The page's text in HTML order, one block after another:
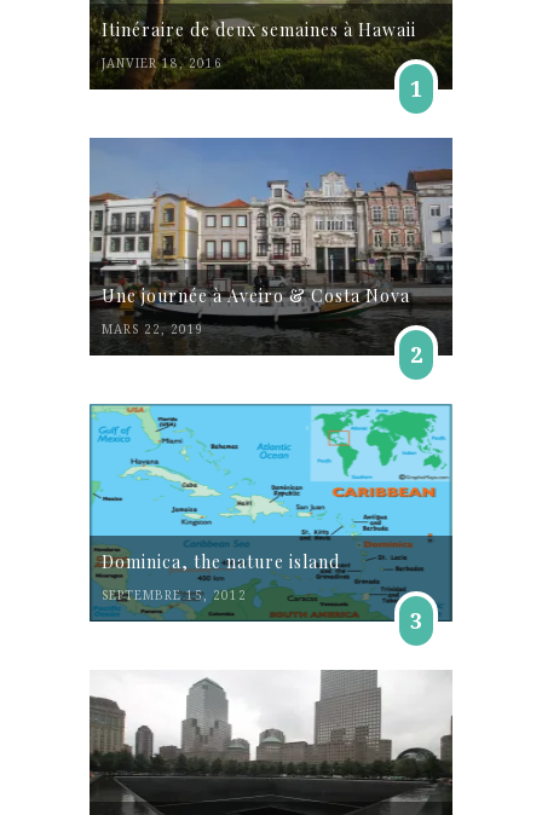
Itinéraire de deux semaines à Hawaii
JANVIER 18, 2016
1
Une journée à Aveiro & Costa Nova
MARS 22, 2019
2
Dominica, the nature island
SEPTEMBRE 15, 2012
3